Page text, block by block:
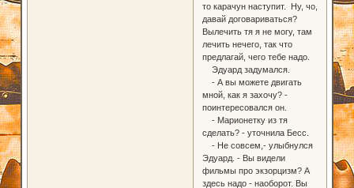
то карачун наступит. Ну, чо,
давай договариваться?
Вылечить тя я не могу, там
лечить нечего, так что
предлагай, чего тебе надо.
Эдуард задумался.
- А вы можете двигать
мной, как я захочу? -
поинтересовался он.
- Марионетку из тя
сделать? - уточнила Бесс.
- Не совсем,- улыбнулся
Эдуард. - Вы видели
фильмы про экзорцизм? А
здесь надо - наоборот. Вы